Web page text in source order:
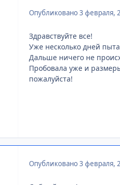
Опубликовано3 февраля,
Здравствуйте все!
Уже несколько дней
Дальше ничего не
Пробовала уже и
пожалуйста!
Опубликовано3 февраля,